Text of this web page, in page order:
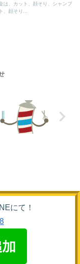
は、カット、顔そり、シャンプ
、顔そり...
にて！